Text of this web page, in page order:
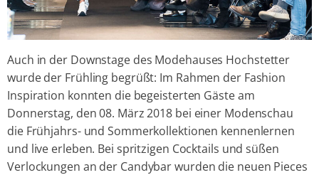
Auch in der Downstage des Modehauses Hochstetter
wurde der Frühling begrüßt: Im Rahmen der Fashion
Inspiration konnten die begeisterten Gäste am
Donnerstag, den 08. März 2018 bei einer Modenschau
die Frühjahrs- und Sommerkollektionen kennenlernen
und live erleben. Bei spritzigen Cocktails und süßen
Verlockungen an der Candybar wurden die neuen Pieces